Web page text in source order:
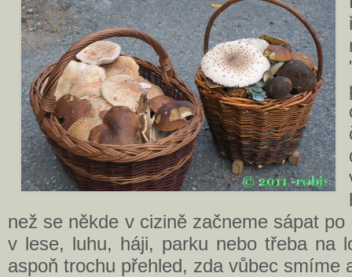
než se někde v cizině začneme sápat
v lese, luhu, háji, parku nebo třeba na
aspoň trochu přehled, zda vůbec smíme